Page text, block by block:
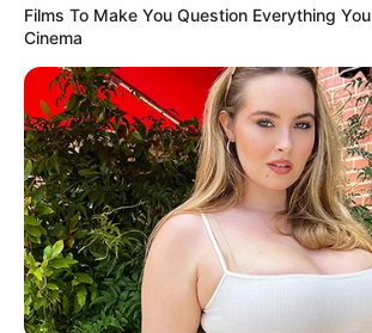
Films To Make You Question Everything
Cinema